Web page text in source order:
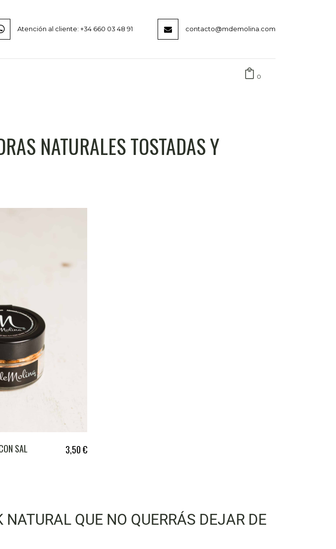
Atención al cliente: +34 660 03 48 91 contacto@mdemolina.com
0
NATURALES TOSTADAS Y
SAL 3,50€
QUE NO QUERRÁS DEJAR DE